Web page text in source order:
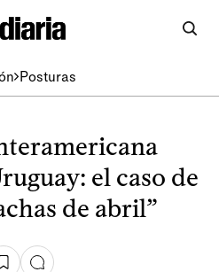
Posturas
el caso de
de abril”